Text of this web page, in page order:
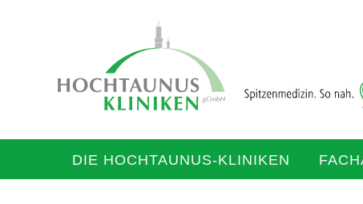
DIE HOCHTAUNUS-KLINIKEN